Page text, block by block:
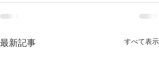
最新記事 すべて表示